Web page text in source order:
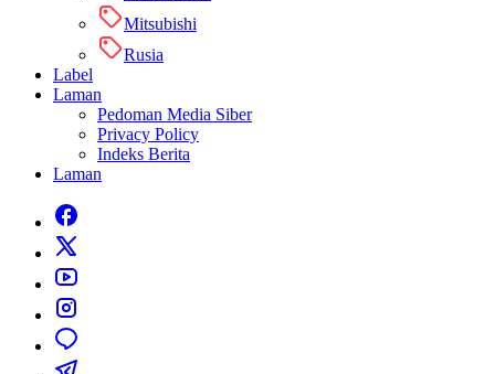
Mitsubishi
Rusia
Label
Laman
Pedoman Media Siber
Privacy Policy
Indeks Berita
Laman